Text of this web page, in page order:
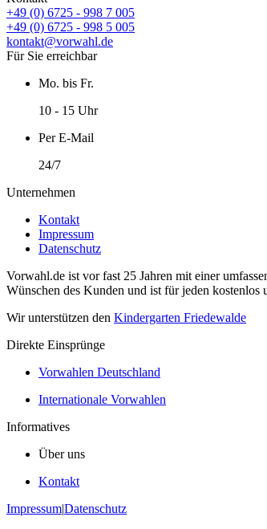
+49 (0) 6725 - 998 7 005
+49 (0) 6725 - 998 5 005
kontakt@vorwahl.de
Für Sie erreichbar
Mo. bis Fr.
10 - 15 Uhr
Per E-Mail
24/7
Unternehmen
Kontakt
Impressum
Datenschutz
Vorwahl.de ist vor fast 25 Jahren mit einer
Wünschen des Kunden und ist für jeden kostenlos
Wir unterstützen den Kindergarten Friedewalde
Direkte Einsprünge
Vorwahlen Deutschland
Internationale Vorwahlen
Informatives
Über uns
Kontakt
Impressum|Datenschutz